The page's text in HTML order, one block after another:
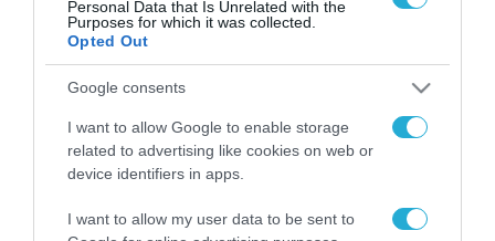
Personal Data that Is Unrelated with the
Purposes for which it was collected.
Opted Out
Google consents
I want to allow Google to enable storage
related to advertising like cookies on web or
device identifiers in apps.
I want to allow my user data to be sent to
ΡΟΗ ΕΙΔΗΣΕΩΝ
Το χρηματοδοτούμενο
από την ΕΕ έργο “The
Gaming Police”
ενισχύει την ασφάλεια
των παιδιών στο
διαδίκτυο
31.07.2026
ΑΑΔΕ: Διευκρινίσεις